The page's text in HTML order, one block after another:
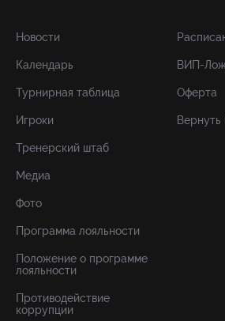
Новости
Календарь
Турнирная таблица
Игроки
Тренерский штаб
Медиа
Фото
Программа лояльности
Положение о программе
лояльности
Противодействие
коррупции
ВИП-
Оферта
Вернуть